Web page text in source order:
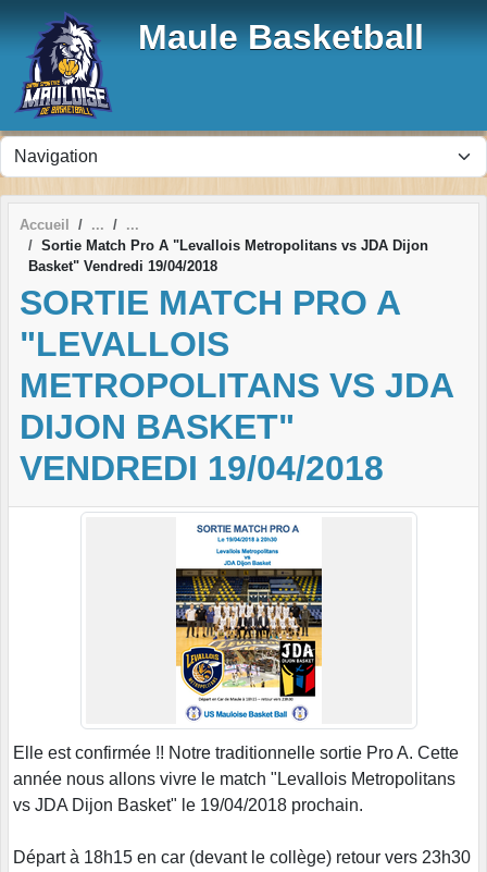
Maule Basketball
Accueil
Sortie Match Pro A "Levallois Metropolitans vs JDA Dijon
Basket" Vendredi 19/04/2018
SORTIE MATCH PRO A
"LEVALLOIS
METROPOLITANS VS JDA
DIJON BASKET"
VENDREDI 19/04/2018
Elle est confirmée !! Notre traditionnelle sortie Pro A. Cette
année nous allons vivre le match "Levallois Metropolitans
vs JDA Dijon Basket" le 19/04/2018 prochain.
Départ à 18h15 en car (devant le collège) retour vers 23h30
Panneau de gestion des cookies